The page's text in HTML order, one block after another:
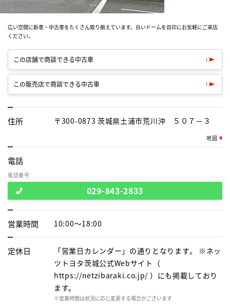
広い空間に新車・中古車をたくさん取り揃えています。白いドームを目印にお気軽にご来店
ください。
この店舗で商談できる中古車
この販売店で商談できる中古車
住所 〒300-0873 茨城県土浦市荒川沖 ５０７－３
地図
電話
電話番号
029-843-2833
営業時間 10:00～18:00
定休日
「営業日カレンダー」の通りとなります。 ※ネッ
ツトヨタ茨城公式Webサイト（
https://netzibaraki.co.jp/ ）にも掲載しており
ます。
※営業時間は状況に応じ変更する場合がございます